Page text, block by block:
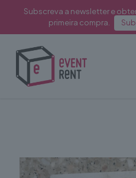
Subscreva a newsletter e
primeira compra.